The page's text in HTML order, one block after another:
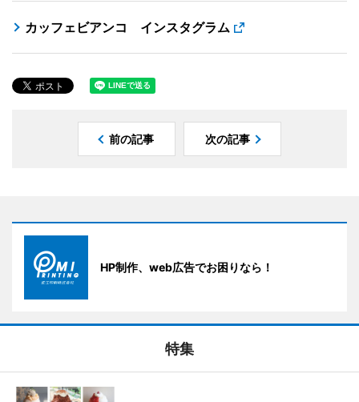
カッフェビアンコ インスタグラム
前の記事 次の記事
HP制作、web広告でお困りなら！
特集